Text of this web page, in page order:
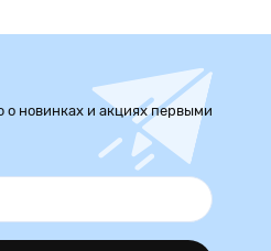
новинках и акциях первыми